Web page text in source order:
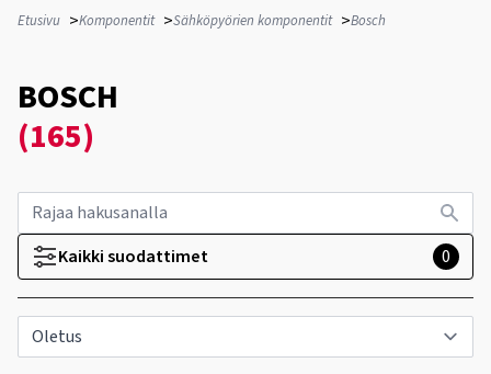
Etusivu >Komponentit >Sähköpyörien komponentit >Bosch
BOSCH
(165)
Kaikki suodattimet 0